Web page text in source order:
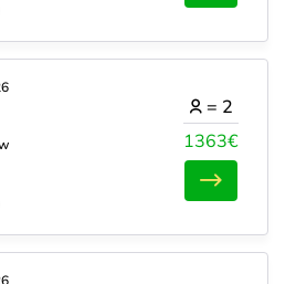
1363€
= 2